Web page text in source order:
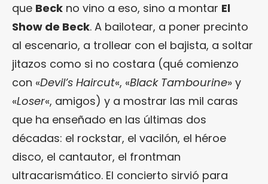
que Beck no vino a eso, sino a montar El
Show de Beck. A bailotear, a poner precinto
al escenario, a trollear con el bajista, a soltar
jitazos como si no costara (qué comienzo
con «Devil’s Haircut«, «Black Tambourine» y
«Loser«, amigos) y a mostrar las mil caras
que ha enseñado en las últimas dos
décadas: el rockstar, el vacilón, el héroe
disco, el cantautor, el frontman
ultracarismático. El concierto sirvió para